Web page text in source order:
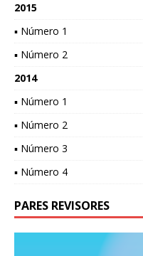
2015
▪ Número 1
▪ Número 2
2014
▪ Número 1
▪ Número 2
▪ Número 3
▪ Número 4
PARES REVISORES